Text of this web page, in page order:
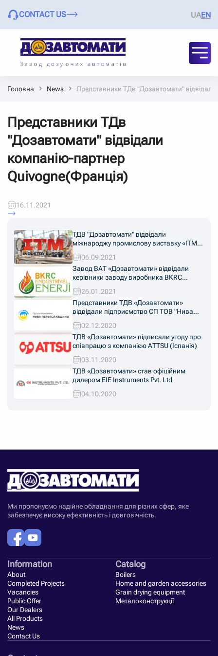
CONTACT US UAEN
Головна News Представники ТДв "Дозавтомати"
Представники ТДв
"Дозавтомати" відвідали
компанію-партнер
Quivogne(Франція)
16.11.2021
ТДВ "Дозавтомати" відвідали
міжнароджу промислову виставку «ITM
Industry Europe 2021»
06.09.2021
Завод ВАТ «Дозавтомати» відвідали
керівники заводу виробника BKRC
"Endüstriyel Enerji" з Туреччини
26.01.2021
Представники ТДВ «Дозавтомати»
відвідали підприємство СП ТОВ "Нива
Переяславщини" в Київській області
02.12.2020
ТДВ «Дозавтомати» підписали угоду про
співпрацю з компанією ATTSU (Іспанія)
03.11.2020
ТДВ «Дозавтомати» став офіційним
дилером EIE Instruments Pvt. Ltd
04.10.2020
Ми пропонуємо надійне обладнання для різних сфер, яке
забезпечує високу ефективність і довговічність.
Information
About
Completed Projects
Vacancies
Public Offer
Our Dealers
All Products
News
Contact Us
Catalog
Boilers
Home and garden accessories
Grain drying equipment
Металоконструкції